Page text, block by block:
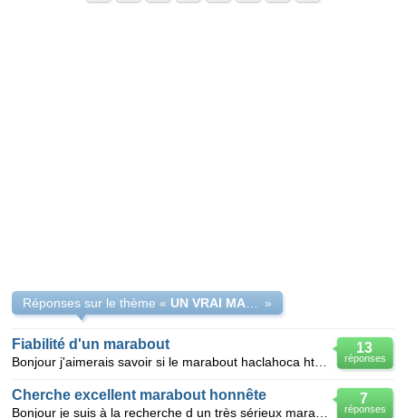
Réponses sur le thème « »
13
réponses
Fiabilité d'un marabout
7
réponses
Cherche excellent marabout honnête